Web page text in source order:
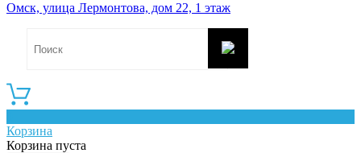
Омск, улица Лермонтова, дом 22, 1 этаж
Корзина
Корзина пуста